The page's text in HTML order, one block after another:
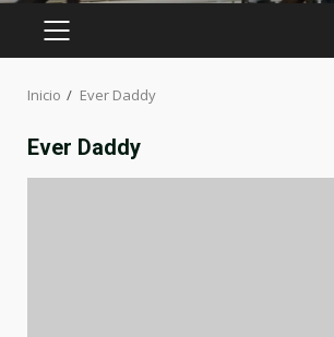
MENÚ
Inicio Ever Daddy
Ever Daddy